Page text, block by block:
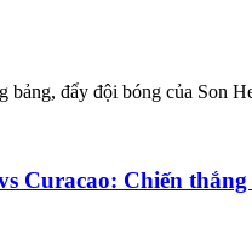
đẩy đội bóng của Son
Curacao: Chiến thắng